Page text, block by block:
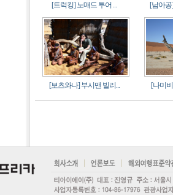
[트럭킹] 노매드 투어 ... [남아공
[보츠와나] 부시맨 빌리... [나미